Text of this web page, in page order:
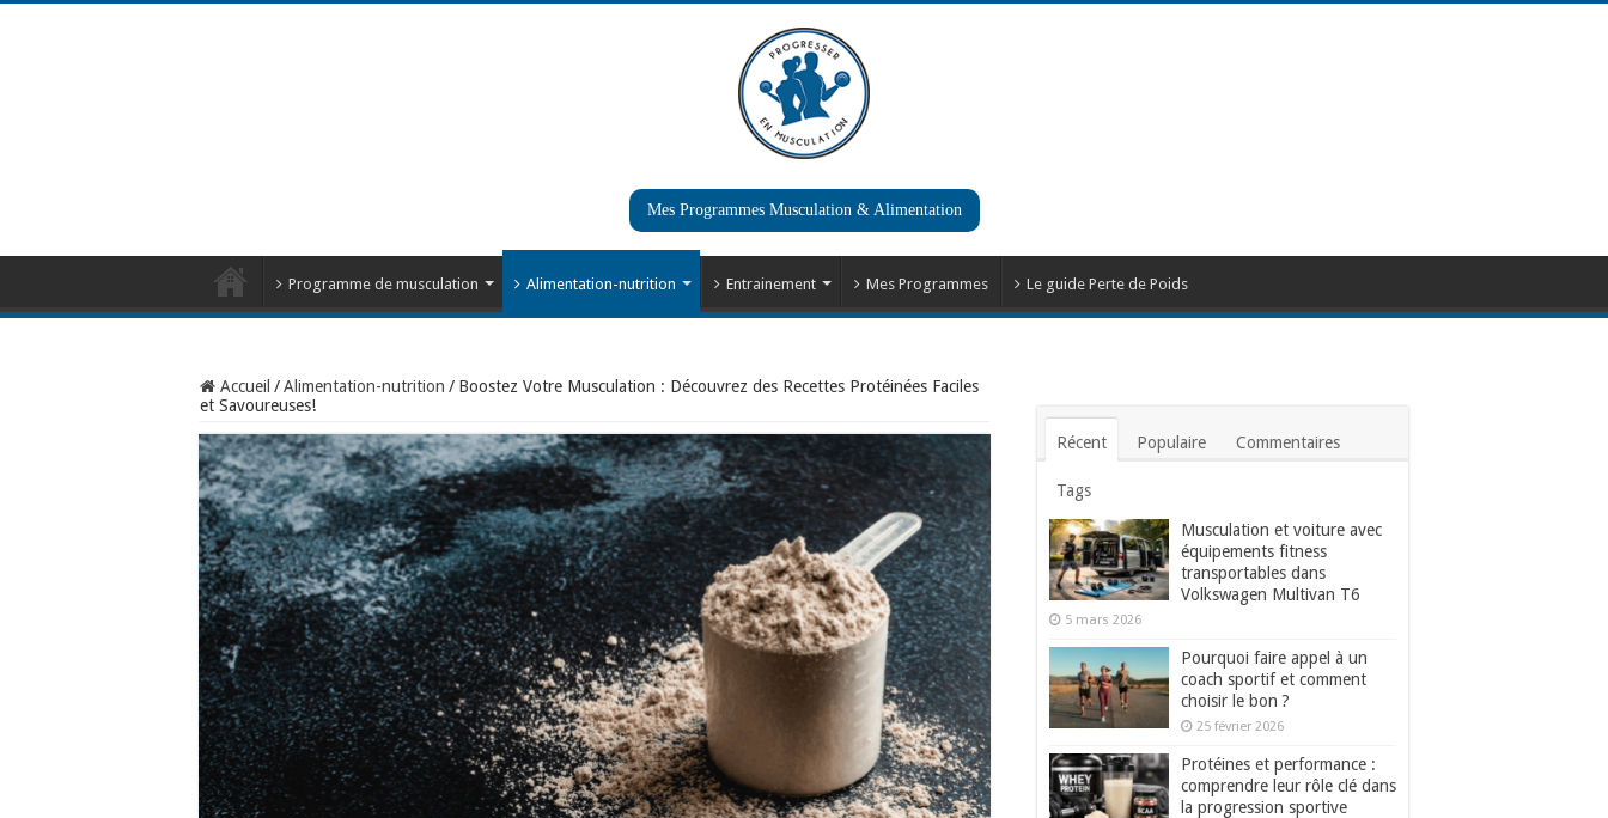
Mes Programmes Musculation & Alimentation
Programme de musculation Alimentation-nutrition Entrainement Mes Programmes Le guide Perte de Poids
Accueil /Alimentation-nutrition / Boostez Votre Musculation : Découvrez des Recettes Protéinées Faciles
et Savoureuses!
Récent Populaire Commentaires
Tags
Musculation et voiture avec
équipements fitness
transportables dans
Volkswagen Multivan T6
5 mars 2026
Pourquoi faire appel à un
coach sportif et comment
choisir le bon ?
25 février 2026
Protéines et performance :
comprendre leur rôle clé dans
la progression sportive